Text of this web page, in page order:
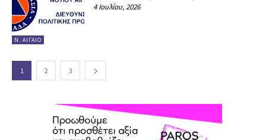
Ν. ΑΙΓΑΊΟ
4 Ιουλίου, 2026
1 2 3